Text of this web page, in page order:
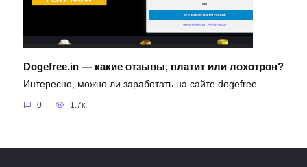
Dogefree.in — какие отзывы, платит или лохотрон?
Интересно, можно ли заработать на сайте dogefree.
0 1.7к.